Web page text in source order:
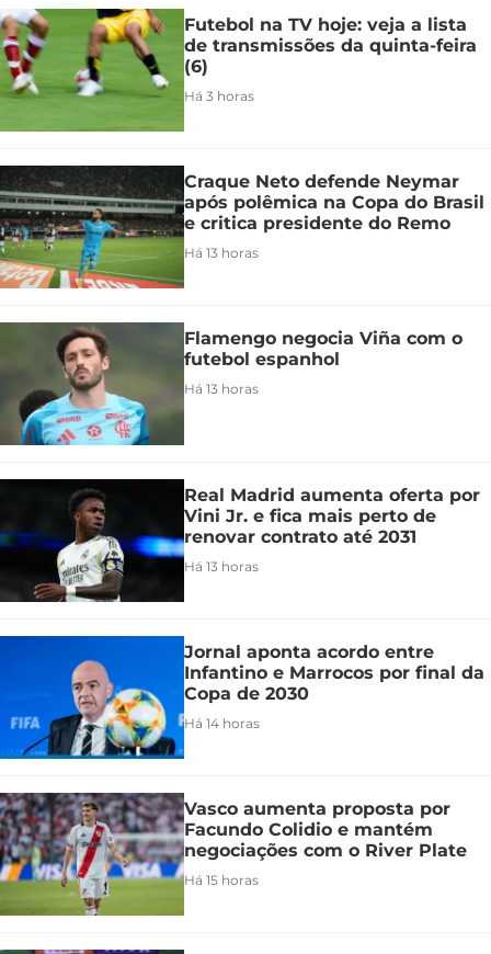
Futebol na TV hoje: veja a lista
de transmissões da quinta-feira
(6)
Há 3 horas
Craque Neto defende Neymar
após polêmica na Copa do Brasil
e critica presidente do Remo
Há 13 horas
Flamengo negocia Viña com o
futebol espanhol
Há 13 horas
Real Madrid aumenta oferta por
Vini Jr. e fica mais perto de
renovar contrato até 2031
Há 13 horas
Jornal aponta acordo entre
Infantino e Marrocos por final da
Copa de 2030
Há 14 horas
Vasco aumenta proposta por
Facundo Colidio e mantém
negociações com o River Plate
Há 15 horas